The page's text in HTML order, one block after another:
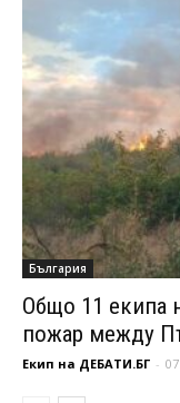
България
Общо 11 екипа
пожар между
Екип на ДЕБАТИ.БГ -